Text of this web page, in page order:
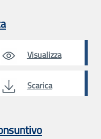
Visualizza
Scarica